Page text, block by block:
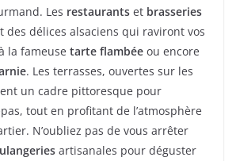
Les restaurants et brasseries
des délices alsaciens qui raviront vos
la fameuse tarte flambée ou encore
. Les terrasses, ouvertes sur les
un cadre pittoresque pour
tout en profitant de l’atmosphère
N’oubliez pas de vous arrêter
artisanales pour déguster